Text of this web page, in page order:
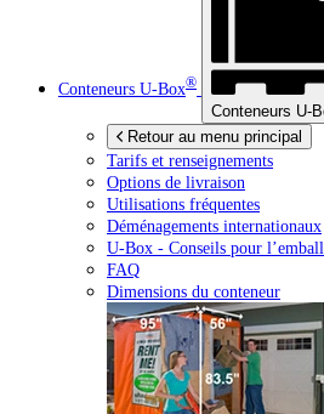
Conteneurs U-Box®
Conteneurs U-
Retour au menu principal
Tarifs et renseignements
Options de livraison
Utilisations fréquentes
Déménagements internationaux
U-Box - Conseils pour
FAQ
Dimensions du conteneur